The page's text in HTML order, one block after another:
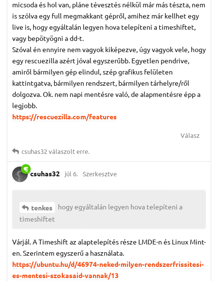
micsoda és hol van, pláne tévesztés nélkül már más tészta, nem
is szólva egy full megmakkant gépről, amihez már kellhet egy
live is, hogy egyáltalán legyen hova telepíteni a timeshiftet,
vagy bepötyögni a dd-t.
Szóval én ennyire nem vagyok kiképezve, úgy vagyok vele, hogy
egy rescuezilla azért jóval egyszerűbb. Egyetlen pendrive,
amiről bármilyen gép elindul, szép grafikus felületen
kattintgatva, bármilyen rendszert, bármilyen tárhelyre/ről
dolgozva. Ok. nem napi mentésre való, de alapmentésre épp a
legjobb.
https://rescuezilla.com/features
Válasz
csuhas32 válaszolt erre.
csuhas32 júl 6. Szerkesztve
tenkes
hogy egyáltalán legyen hova telepíteni a
timeshiftet
Várjál. A Timeshift az alaptelepítés része LMDE-n és Linux Mint-
en. Szerintem egyszerű a használata.
https://ubuntu.hu/d/46974-neked-milyen-rendszerfrissitesi-
es-mentesi-szokasaid-vannak/13